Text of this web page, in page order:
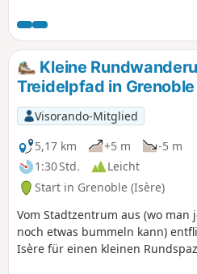
Militärdenkmal auf dem Mont
die Entdeckung der „380 Stufen”.
Kleine
Treidelpfad in Grenoble
Visorando-Mitglied
5,17 km
+5 m
-5 m
1:30 Std.
Leicht
Start in Grenoble (Isère)
Vom Stadtzentrum aus (wo man
noch etwas bummeln kann)
Isère für einen kleinen